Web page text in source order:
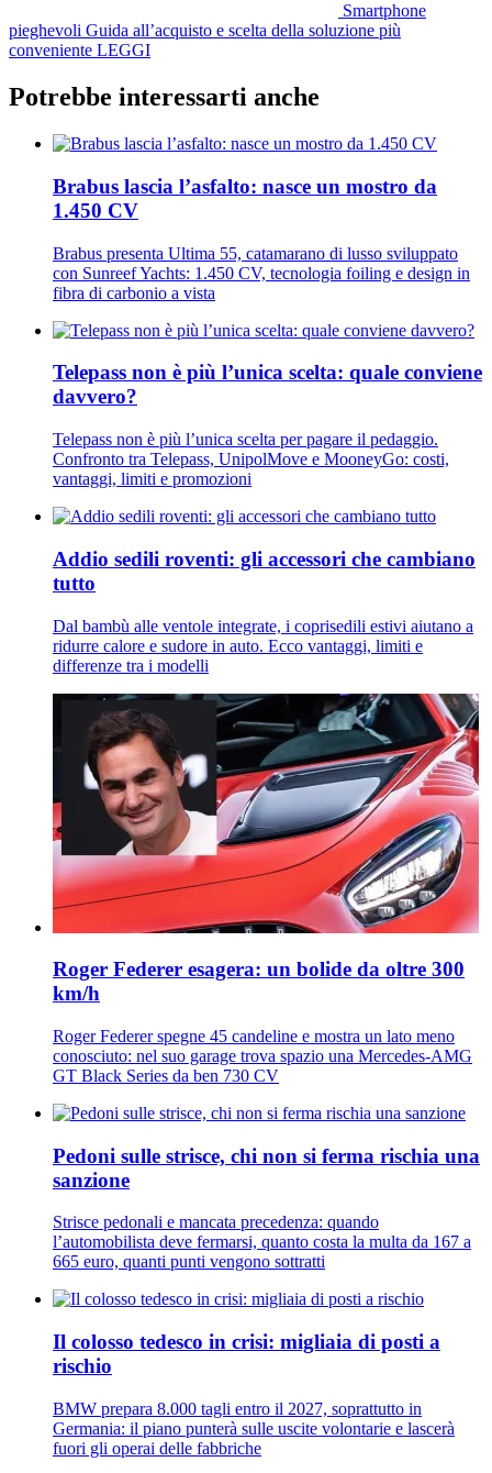
Smartphone
pieghevoli Guida all’acquisto e scelta della soluzione più
conveniente LEGGI
Potrebbe interessarti anche
Brabus lascia l’asfalto: nasce un mostro da
1.450 CV
Brabus presenta Ultima 55, catamarano di lusso sviluppato
con Sunreef Yachts: 1.450 CV, tecnologia foiling e design in
fibra di carbonio a vista
Telepass non è più l’unica scelta: quale conviene
davvero?
Telepass non è più l’unica scelta per pagare il pedaggio.
Confronto tra Telepass, UnipolMove e MooneyGo: costi,
vantaggi, limiti e promozioni
Addio sedili roventi: gli accessori che cambiano
tutto
Dal bambù alle ventole integrate, i coprisedili estivi aiutano a
ridurre calore e sudore in auto. Ecco vantaggi, limiti e
differenze tra i modelli
Roger Federer esagera: un bolide da oltre 300
km/h
Roger Federer spegne 45 candeline e mostra un lato meno
conosciuto: nel suo garage trova spazio una Mercedes-AMG
GT Black Series da ben 730 CV
Pedoni sulle strisce, chi non si ferma rischia una
sanzione
Strisce pedonali e mancata precedenza: quando
l’automobilista deve fermarsi, quanto costa la multa da 167 a
665 euro, quanti punti vengono sottratti
Il colosso tedesco in crisi: migliaia di posti a
rischio
BMW prepara 8.000 tagli entro il 2027, soprattutto in
Germania: il piano punterà sulle uscite volontarie e lascerà
fuori gli operai delle fabbriche